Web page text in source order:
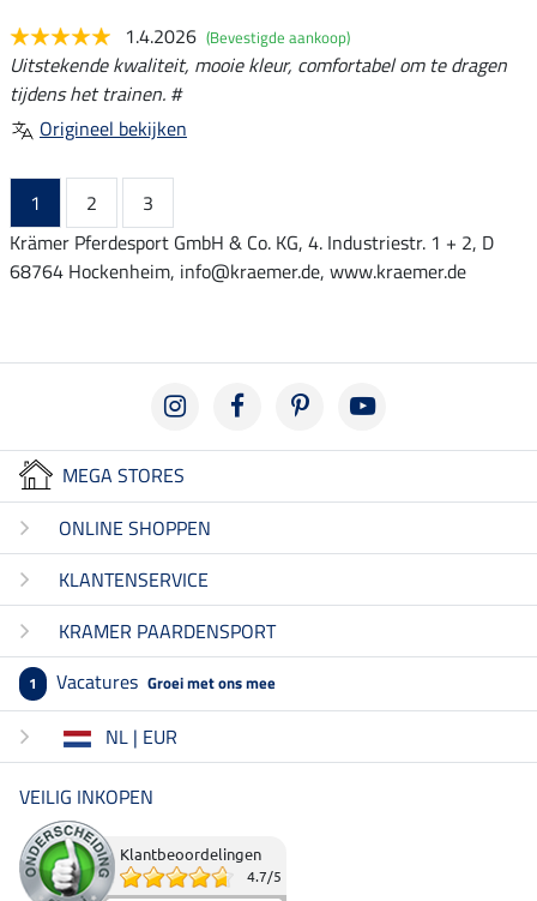
1.4.2026 (Bevestigde aankoop)
Uitstekende kwaliteit, mooie kleur, comfortabel om te dragen
tijdens het trainen. #
Origineel bekijken
1 2
3
Krämer Pferdesport GmbH & Co. KG, 4. Industriestr. 1 + 2, D
68764 Hockenheim, info@kraemer.de, www.kraemer.de
MEGA STORES
ONLINE SHOPPEN
KLANTENSERVICE
KRAMER PAARDENSPORT
1 Vacatures Groei met ons mee
NL | EUR
VEILIG INKOPEN
Klantbeoordelingen
4.7/5